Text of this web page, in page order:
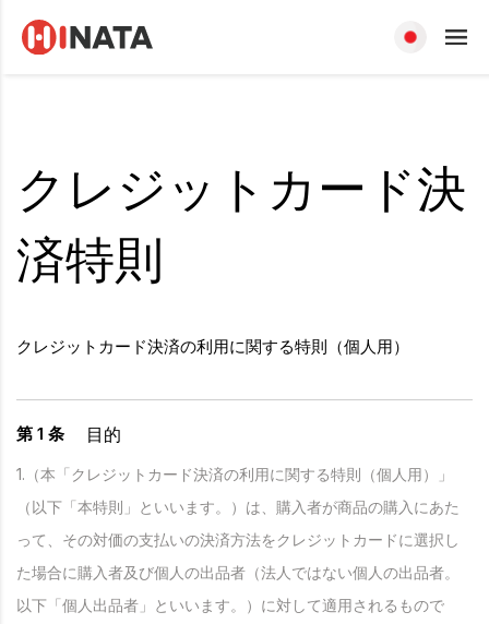
クレジットカード決
済特則
クレジットカード決済の利用に関する特則（個人用）
第 1 条 目的
1.（本「クレジットカード決済の利用に関する特則（個人用）」
（以下「本特則」といいます。）は、購入者が商品の購入にあた
って、その対価の支払いの決済方法をクレジットカードに選択し
た場合に購入者及び個人の出品者（法人ではない個人の出品者。
以下「個人出品者」といいます。）に対して適用されるもので